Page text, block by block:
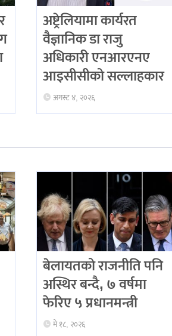
अष्ट्रेलियामा कार्यरत
वैज्ञानिक डा राजु
अधिकारी एनआरएनए
आइसीसीको सल्लाहकार
अगस्ट ४, २०२६
बेलायतको राजनीति पनि
अस्थिर बन्दै, ७ वर्षमा
फेरिए ५ प्रधानमन्त्री
मे १८, २०२६